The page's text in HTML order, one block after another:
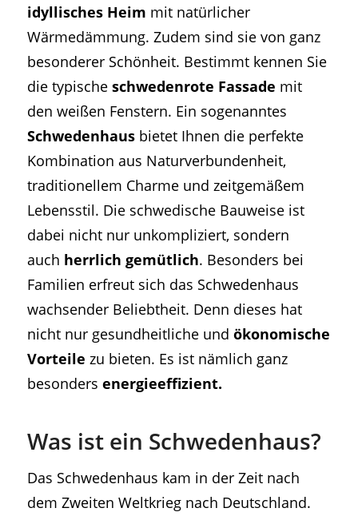
idyllisches Heim mit natürlicher
Wärmedämmung. Zudem sind sie von ganz
besonderer Schönheit. Bestimmt kennen Sie
die typische schwedenrote Fassade mit
den weißen Fenstern. Ein sogenanntes
Schwedenhausbietet Ihnen die perfekte
Kombination aus Naturverbundenheit,
traditionellem Charme und zeitgemäßem
Lebensstil. Die schwedische Bauweise ist
dabei nicht nur unkompliziert, sondern
auch herrlich gemütlich. Besonders bei
Familien erfreut sich das Schwedenhaus
wachsender Beliebtheit. Denn dieses hat
nicht nur gesundheitliche und ökonomische
Vorteile zu bieten. Es ist nämlich ganz
besonders energieeffizient.
Was ist ein Schwedenhaus?
Das Schwedenhaus kam in der Zeit nach
dem Zweiten Weltkrieg nach Deutschland.